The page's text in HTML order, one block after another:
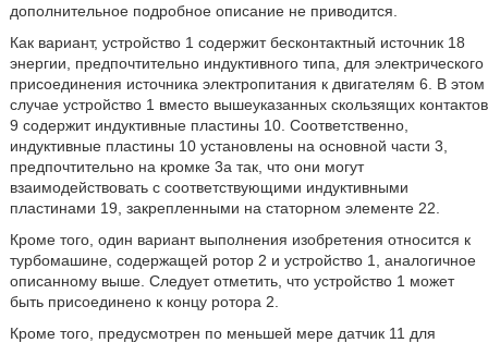
дополнительное подробное описание не приводится.
Как вариант, устройство 1 содержит бесконтактный источник 18
энергии, предпочтительно индуктивного типа, для электрического
присоединения источника электропитания к двигателям 6. В этом
случае устройство 1 вместо вышеуказанных скользящих контактов
9 содержит индуктивные пластины 10. Соответственно,
индуктивные пластины 10 установлены на основной части 3,
предпочтительно на кромке 3а так, что они могут
взаимодействовать с соответствующими индуктивными
пластинами 19, закрепленными на статорном элементе 22.
Кроме того, один вариант выполнения изобретения относится к
турбомашине, содержащей ротор 2 и устройство 1, аналогичное
описанному выше. Следует отметить, что устройство 1 может
быть присоединено к концу ротора 2.
Кроме того, предусмотрен по меньшей мере датчик 11 для